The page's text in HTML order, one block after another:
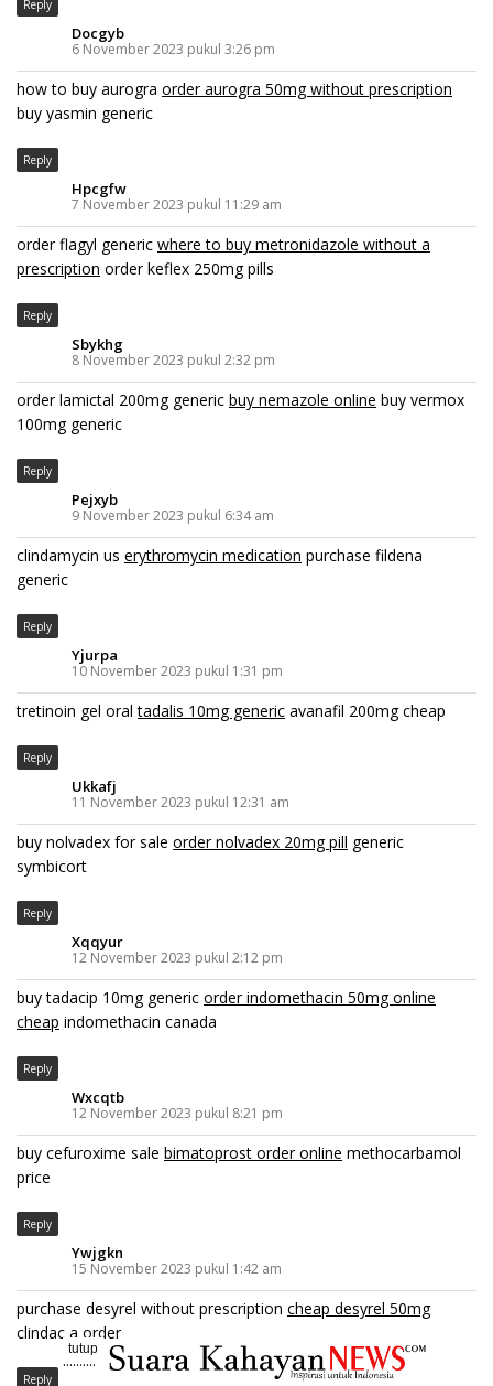
Reply
Docgyb
6 November 2023 pukul 3:26 pm
how to buy aurogra order aurogra 50mg without prescription
buy yasmin generic
Reply
Hpcgfw
7 November 2023 pukul 11:29 am
order flagyl generic where to buy metronidazole without a
prescription order keflex 250mg pills
Reply
Sbykhg
8 November 2023 pukul 2:32 pm
order lamictal 200mg generic buy nemazole online buy vermox
100mg generic
Reply
Pejxyb
9 November 2023 pukul 6:34 am
clindamycin us erythromycin medication purchase fildena
generic
Reply
Yjurpa
10 November 2023 pukul 1:31 pm
tretinoin gel oraltadalis 10mg generic avanafil 200mg cheap
Reply
Ukkafj
11 November 2023 pukul 12:31 am
buy nolvadex for sale order nolvadex 20mg pill generic
symbicort
Reply
Xqqyur
12 November 2023 pukul 2:12 pm
buy tadacip 10mg generic order indomethacin 50mg online
cheap indomethacin canada
Reply
Wxcqtb
12 November 2023 pukul 8:21 pm
buy cefuroxime sale bimatoprost order online methocarbamol
price
Reply
Ywjgkn
15 November 2023 pukul 1:42 am
purchase desyrel without prescription cheap desyrel 50mg
clindac a order
Reply
tutup
..........